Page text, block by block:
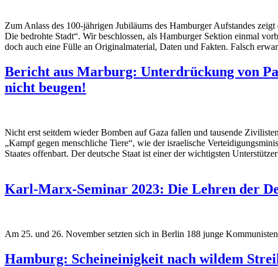
Zum Anlass des 100-jährigen Jubiläums des Hamburger Aufstandes
Die bedrohte Stadt“. Wir beschlossen, als Hamburger Sektion einmal
doch auch eine Fülle an Originalmaterial, Daten und Fakten. Falsch
Bericht aus Marburg: Unterdrückung von
nicht beugen!
Nicht erst seitdem wieder Bomben auf Gaza fallen und tausende
„Kampf gegen menschliche Tiere“, wie der israelische
Staates offenbart. Der deutsche Staat ist einer der wichtigsten
Karl-Marx-Seminar 2023: Die Lehren der
Am 25. und 26. November setzten sich in Berlin 188 junge
Hamburg: Scheineinigkeit nach wildem